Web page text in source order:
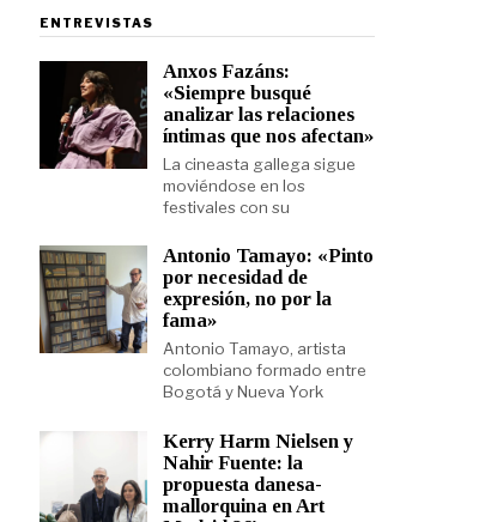
ENTREVISTAS
Anxos Fazáns:
«Siempre busqué
analizar las relaciones
íntimas que nos afectan»
La cineasta gallega sigue
moviéndose en los
festivales con su
Antonio Tamayo: «Pinto
por necesidad de
expresión, no por la
fama»
Antonio Tamayo, artista
colombiano formado entre
Bogotá y Nueva York
Kerry Harm Nielsen y
Nahir Fuente: la
propuesta danesa-
mallorquina en Art